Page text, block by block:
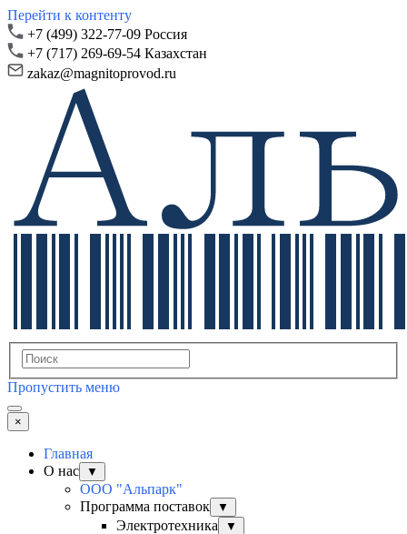
Перейти к контенту
+7 (499) 322-77-09 Россия
+7 (717) 269-69-54 Казахстан
zakaz@magnitoprovod.ru
Пропустить меню
×
Главная
О нас
▼
ООО "Альпарк"
Программа поставок
▼
Электротехника ▼